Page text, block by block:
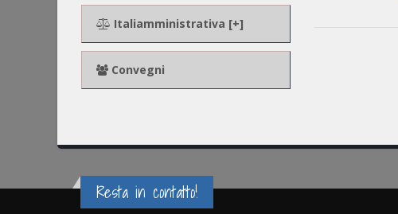
Italiamministrativa [+]
Convegni
Resta in contatto!